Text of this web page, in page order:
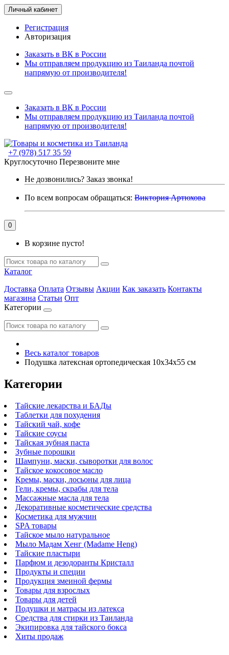
Личный кабинет
Регистрация
Авторизация
Заказать в ВК в России
Мы отправляем продукцию из Таиланда почтой
напрямую от производителя!
Заказать в ВК в России
Мы отправляем продукцию из Таиланда почтой
напрямую от производителя!
+7 (978) 517 35 59
Круглосуточно Перезвоните мне
Не дозвонились? Заказ звонка!
По всем вопросам обращаться: Виктория Артюхова
0
В корзине пусто!
Каталог
Доставка Оплата Отзывы Акции Как заказать Контакты
магазина Статьи Опт
Категории
Весь каталог товаров
Подушка латексная ортопедическая 10x34x55 см
Категории
Тайские лекарства и БАДы
Таблетки для похудения
Тайский чай, кофе
Тайские соусы
Тайская зубная паста
Зубные порошки
Шампуни, маски, сыворотки для волос
Тайское кокосовое масло
Кремы, маски, лосьоны для лица
Гели, кремы, скрабы для тела
Массажные масла для тела
Декоративные косметические средства
Косметика для мужчин
SPA товары
Тайское мыло натуральное
Мыло Мадам Хенг (Madame Heng)
Тайские пластыри
Парфюм и дезодоранты Кристалл
Продукты и специи
Продукция змеиной фермы
Товары для взрослых
Товары для детей
Подушки и матрасы из латекса
Средства для стирки из Таиланда
Экипировка для тайского бокса
Хиты продаж